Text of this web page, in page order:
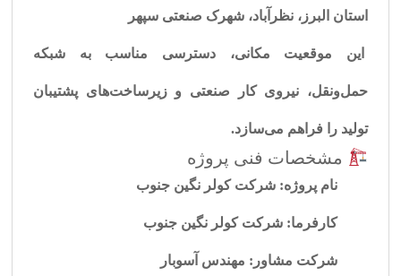
استان البرز، نظرآباد، شهرک صنعتی سپهر
این موقعیت مکانی، دسترسی مناسب به شبکه
حمل‌ونقل، نیروی کار صنعتی و زیرساخت‌های پشتیبان
تولید را فراهم می‌سازد.
مشخصات فنی پروژه
نام پروژه: شرکت کولر نگین جنوب
کارفرما: شرکت کولر نگین جنوب
شرکت مشاور: مهندس آسوبار